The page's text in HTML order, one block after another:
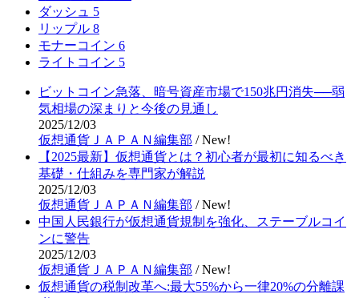
ダッシュ 5
リップル 8
モナーコイン 6
ライトコイン 5
ビットコイン急落、暗号資産市場で150兆円消失──弱
気相場の深まりと今後の見通し
2025/12/03
仮想通貨ＪＡＰＡＮ編集部 /New!
【2025最新】仮想通貨とは？初心者が最初に知るべき
基礎・仕組みを専門家が解説
2025/12/03
仮想通貨ＪＡＰＡＮ編集部 /New!
中国人民銀行が仮想通貨規制を強化、ステーブルコイ
ンに警告
2025/12/03
仮想通貨ＪＡＰＡＮ編集部 /New!
仮想通貨の税制改革へ:最大55%から一律20%の分離課